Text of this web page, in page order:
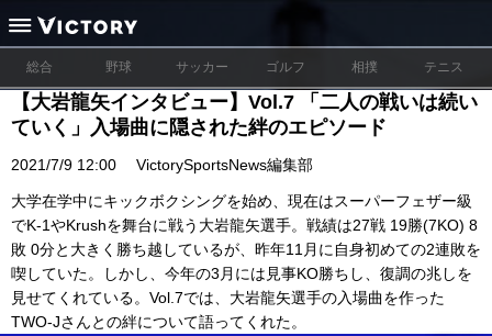
総合 野球 サッカー ゴルフ 相撲 テニス
【大岩龍矢インタビュー】Vol.7 「二人の戦いは続い
ていく」入場曲に隠された絆のエピソード
2021/7/9 12:00 VictorySportsNews編集部
大学在学中にキックボクシングを始め、現在はスーパーフェザー級
でK-1やKrushを舞台に戦う大岩龍矢選手。戦績は27戦 19勝(7KO) 8
敗 0分と大きく勝ち越しているが、昨年11月に自身初めての2連敗を
喫していた。しかし、今年の3月には見事KO勝ちし、復調の兆しを
見せてくれている。Vol.7では、大岩龍矢選手の入場曲を作った
TWO-Jさんとの絆について語ってくれた。